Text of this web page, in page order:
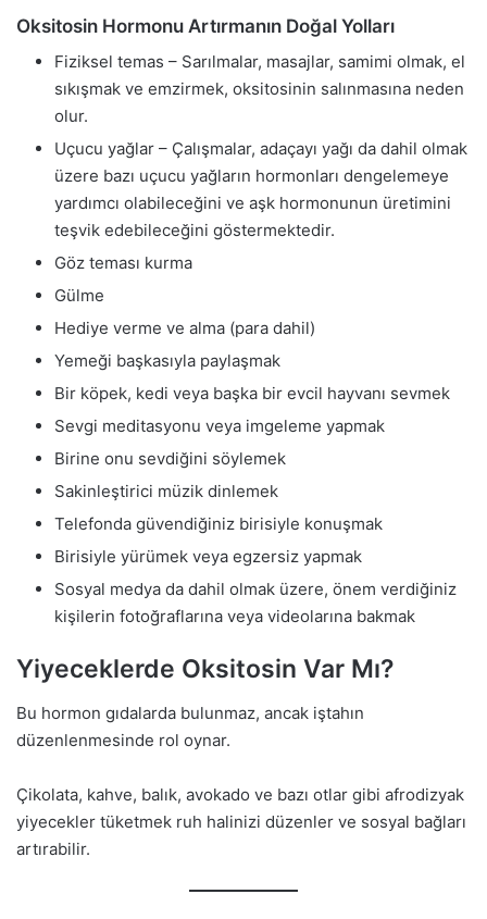
Oksitosin Hormonu Artırmanın Doğal Yolları
Fiziksel temas – Sarılmalar, masajlar, samimi olmak, el
sıkışmak ve emzirmek, oksitosinin salınmasına neden
olur.
Uçucu yağlar – Çalışmalar, adaçayı yağı da dahil olmak
üzere bazı uçucu yağların hormonları dengelemeye
yardımcı olabileceğini ve aşk hormonunun üretimini
teşvik edebileceğini göstermektedir.
Göz teması kurma
Gülme
Hediye verme ve alma (para dahil)
Yemeği başkasıyla paylaşmak
Bir köpek, kedi veya başka bir evcil hayvanı sevmek
Sevgi meditasyonu veya imgeleme yapmak
Birine onu sevdiğini söylemek
Sakinleştirici müzik dinlemek
Telefonda güvendiğiniz birisiyle konuşmak
Birisiyle yürümek veya egzersiz yapmak
Sosyal medya da dahil olmak üzere, önem verdiğiniz
kişilerin fotoğraflarına veya videolarına bakmak
Yiyeceklerde Oksitosin Var Mı?
Bu hormon gıdalarda bulunmaz, ancak iştahın
düzenlenmesinde rol oynar.
Çikolata, kahve, balık, avokado ve bazı otlar gibi afrodizyak
yiyecekler tüketmek ruh halinizi düzenler ve sosyal bağları
artırabilir.